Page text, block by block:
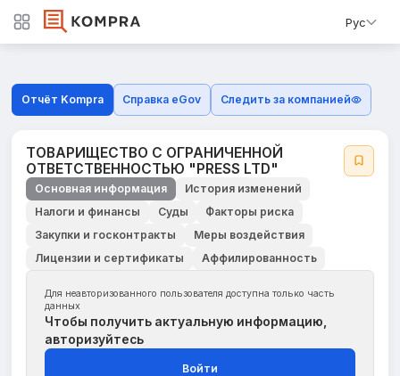
Рус
Отчёт Kompra Справка eGov Следить за компанией
ТОВАРИЩЕСТВО С ОГРАНИЧЕННОЙ
ОТВЕТСТВЕННОСТЬЮ "PRESS LTD"
Основная информация
История изменений
Налоги и финансы
Суды
Факторы риска
Закупки и госконтракты
Меры воздействия
Лицензии и сертификаты
Аффилированность
Для неавторизованного пользователя доступна только часть
данных
Чтобы получить актуальную информацию,
авторизуйтесь
Войти